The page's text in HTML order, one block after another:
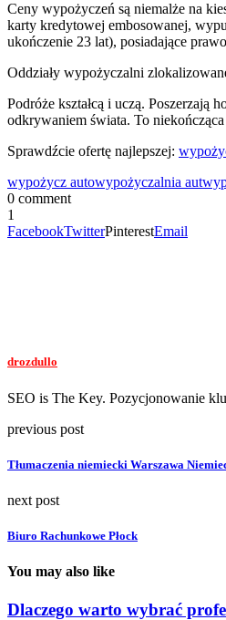
Ceny wypożyczeń są niemalże na
karty kredytowej embosowanej,
ukończenie 23 lat), posiadające
Oddziały wypożyczalni
Podróże kształcą i uczą. Poszerzają
odkrywaniem świata. To
Sprawdźcie ofertę najlepszej:
wypożycz autowypożyczalnia aut
0 comment
1
FacebookTwitterPinterestEmail
drozdullo
SEO is The Key. Pozycjonowanie
previous post
Tłumaczenia niemiecki Warszawa
next post
Biuro Rachunkowe Płock
You may also like
Dlaczego warto wybrać